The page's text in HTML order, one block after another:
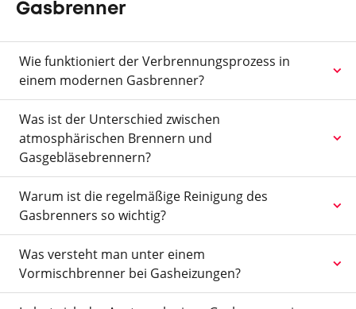
Gasbrenner
Wie funktioniert der Verbrennungsprozess in
einem modernen Gasbrenner?
Was ist der Unterschied zwischen
atmosphärischen Brennern und
Gasgebläsebrennern?
Warum ist die regelmäßige Reinigung des
Gasbrenners so wichtig?
Was versteht man unter einem
Vormischbrenner bei Gasheizungen?